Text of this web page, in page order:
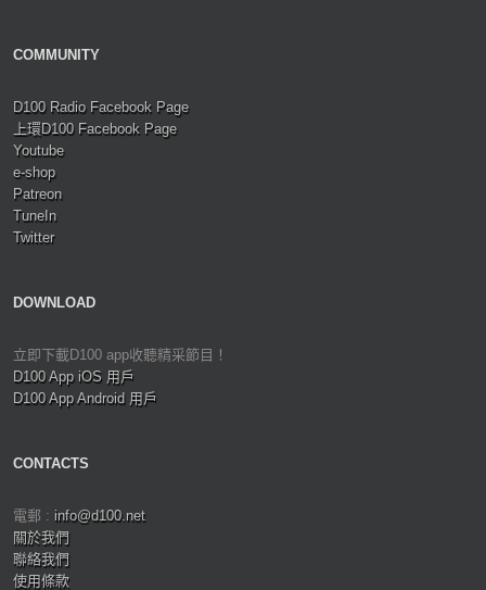
COMMUNITY
D100 Radio Facebook Page
上環D100 Facebook Page
Youtube
e-shop
Patreon
TuneIn
Twitter
DOWNLOAD
立即下載D100 app收聽精采節目！
D100 App iOS 用戶
D100 App Android 用戶
CONTACTS
電郵 : info@d100.net
關於我們
聯絡我們
使用條款